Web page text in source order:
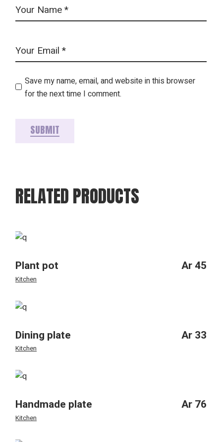
Save my name, email, and website in this browser
for the next time I comment.
SUBMIT
RELATED PRODUCTS
Plant pot Ar45
Kitchen
Dining plate Ar33
Kitchen
Handmade plate Ar76
Kitchen